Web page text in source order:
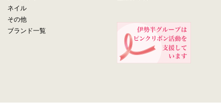
ネイル
その他
ブランド一覧